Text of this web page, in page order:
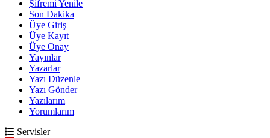
Şifremi Yenile
Son Dakika
Üye Giriş
Üye Kayıt
Üye Onay
Yayınlar
Yazarlar
Yazı Düzenle
Yazı Gönder
Yazılarım
Yorumlarım
Servisler